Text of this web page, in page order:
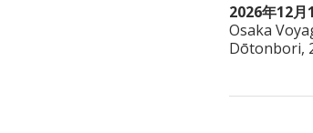
2026年12月
Osaka
Dōtonbori,